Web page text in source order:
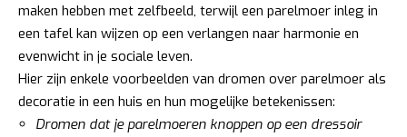
maken hebben met zelfbeeld, terwijl een parelmoer inleg in
een tafel kan wijzen op een verlangen naar harmonie en
evenwicht in je sociale leven.
Hier zijn enkele voorbeelden van dromen over parelmoer als
decoratie in een huis en hun mogelijke betekenissen:
Dromen dat je parelmoeren knoppen op een dressoir